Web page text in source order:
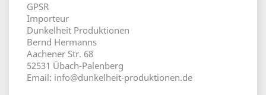
GPSR
Importeur
Dunkelheit Produktionen
Bernd Hermanns
Aachener Str. 68
52531 Übach-Palenberg
Email: info@dunkelheit-produktionen.de